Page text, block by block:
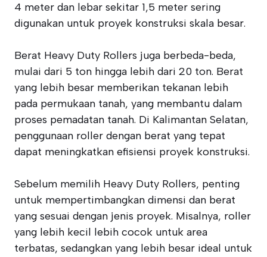
4 meter dan lebar sekitar 1,5 meter sering
digunakan untuk proyek konstruksi skala besar.
Berat Heavy Duty Rollers juga berbeda-beda,
mulai dari 5 ton hingga lebih dari 20 ton. Berat
yang lebih besar memberikan tekanan lebih
pada permukaan tanah, yang membantu dalam
proses pemadatan tanah. Di Kalimantan Selatan,
penggunaan roller dengan berat yang tepat
dapat meningkatkan efisiensi proyek konstruksi.
Sebelum memilih Heavy Duty Rollers, penting
untuk mempertimbangkan dimensi dan berat
yang sesuai dengan jenis proyek. Misalnya, roller
yang lebih kecil lebih cocok untuk area
terbatas, sedangkan yang lebih besar ideal untuk